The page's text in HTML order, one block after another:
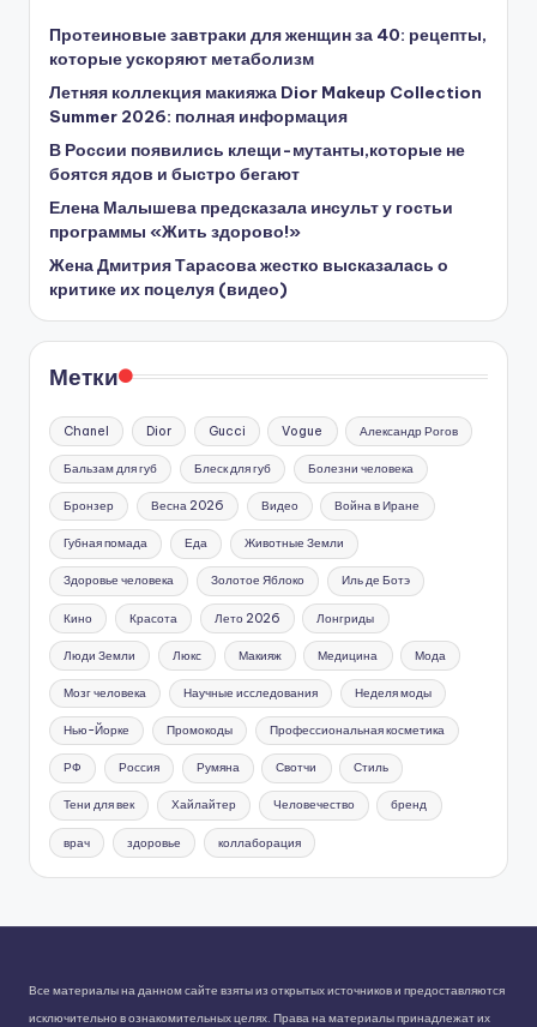
Протеиновые завтраки для женщин за 40: рецепты,
которые ускоряют метаболизм
Летняя коллекция макияжа Dior Makeup Collection
Summer 2026: полная информация
В России появились клещи-мутанты,которые не
боятся ядов и быстро бегают
Елена Малышева предсказала инсульт у гостьи
программы «Жить здорово!»
Жена Дмитрия Тарасова жестко высказалась о
критике их поцелуя (видео)
Метки
Chanel Dior Gucci Vogue Александр Рогов
Бальзам для губ Блеск для губ Болезни человека
Бронзер Весна 2026 Видео Война в Иране
Губная помада Еда Животные Земли
Здоровье человека Золотое Яблоко Иль де Ботэ
Кино Красота Лето 2026 Лонгриды
Люди Земли Люкс Макияж Медицина Мода
Мозг человека Научные исследования Неделя моды
Нью-Йорке Промокоды Профессиональная косметика
РФ Россия Румяна Свотчи Стиль
Тени для век Хайлайтер Человечество бренд
врач здоровье коллаборация
Все материалы на данном сайте взяты из открытых источников и предоставляются
исключительно в ознакомительных целях. Права на материалы принадлежат их